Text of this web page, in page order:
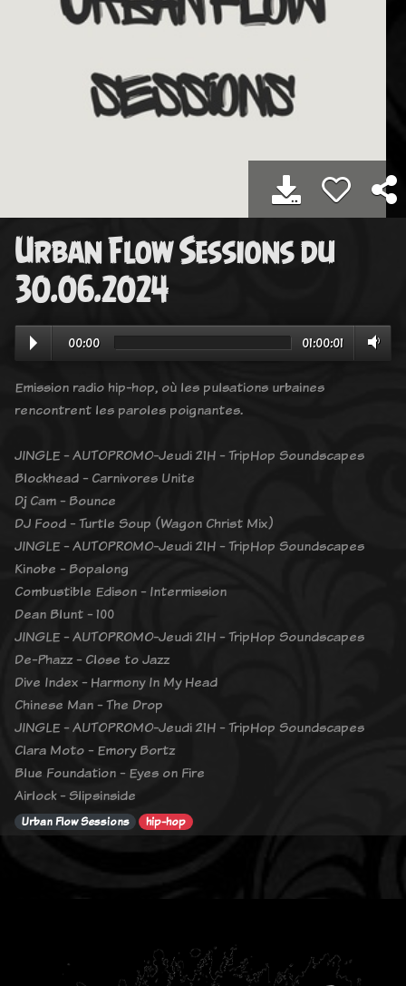
Urban Flow Sessions du
30.06.2024
00:00 01:00:01
Emission radio hip-hop, où les pulsations urbaines
rencontrent les paroles poignantes.
JINGLE - AUTOPROMO-Jeudi 21H - TripHop Soundscapes
Blockhead - Carnivores Unite
Dj Cam - Bounce
DJ Food - Turtle Soup (Wagon Christ Mix)
JINGLE - AUTOPROMO-Jeudi 21H - TripHop Soundscapes
Kinobe - Bopalong
Combustible Edison - Intermission
Dean Blunt - 100
JINGLE - AUTOPROMO-Jeudi 21H - TripHop Soundscapes
De-Phazz - Close to Jazz
Dive Index - Harmony In My Head
Chinese Man - The Drop
JINGLE - AUTOPROMO-Jeudi 21H - TripHop Soundscapes
Clara Moto - Emory Bortz
Blue Foundation - Eyes on Fire
Airlock - Slipsinside
Urban Flow Sessions hip-hop